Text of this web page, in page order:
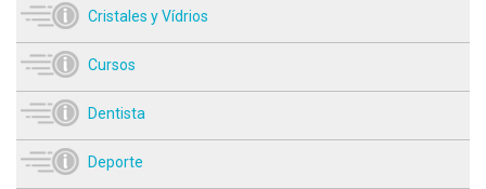
Cristales y Vídrios
Cursos
Dentista
Deporte